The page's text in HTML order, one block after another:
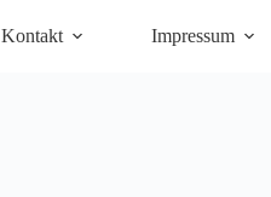
Kontakt Impressum